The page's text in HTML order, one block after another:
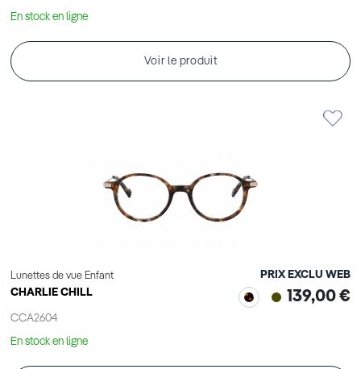
En stock en ligne
Voir le produit
Lunettes de vue Enfant
CHARLIE CHILL
CCA2604
PRIX EXCLU WEB
139,00 €
En stock en ligne